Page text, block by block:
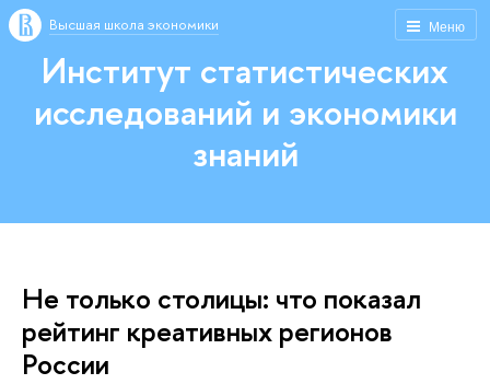
Меню
Высшая школа экономики
Институт статистических
исследований и экономики
знаний
Не только столицы: что показал
рейтинг креативных регионов
России